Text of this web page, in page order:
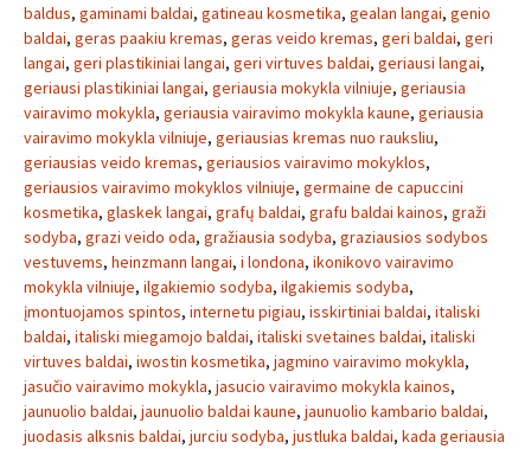
baldus, gaminami baldai, gatineau kosmetika, gealan langai, genio
baldai, geras paakiu kremas, geras veido kremas, geri baldai, geri
langai, geri plastikiniai langai, geri virtuves baldai, geriausi langai,
geriausi plastikiniai langai, geriausia mokykla vilniuje, geriausia
vairavimo mokykla, geriausia vairavimo mokykla kaune, geriausia
vairavimo mokykla vilniuje, geriausias kremas nuo rauksliu,
geriausias veido kremas, geriausios vairavimo mokyklos,
geriausios vairavimo mokyklos vilniuje, germaine de capuccini
kosmetika, glaskek langai, grafų baldai, grafu baldai kainos, graži
sodyba, grazi veido oda, gražiausia sodyba, graziausios sodybos
vestuvems, heinzmann langai, i londona, ikonikovo vairavimo
mokykla vilniuje, ilgakiemio sodyba, ilgakiemis sodyba,
įmontuojamos spintos, internetu pigiau, isskirtiniai baldai, italiski
baldai, italiski miegamojo baldai, italiski svetaines baldai, italiski
virtuves baldai, iwostin kosmetika, jagmino vairavimo mokykla,
jasučio vairavimo mokykla, jasucio vairavimo mokykla kainos,
jaunuolio baldai, jaunuolio baldai kaune, jaunuolio kambario baldai,
juodasis alksnis baldai, jurciu sodyba, justluka baldai, kada geriausia